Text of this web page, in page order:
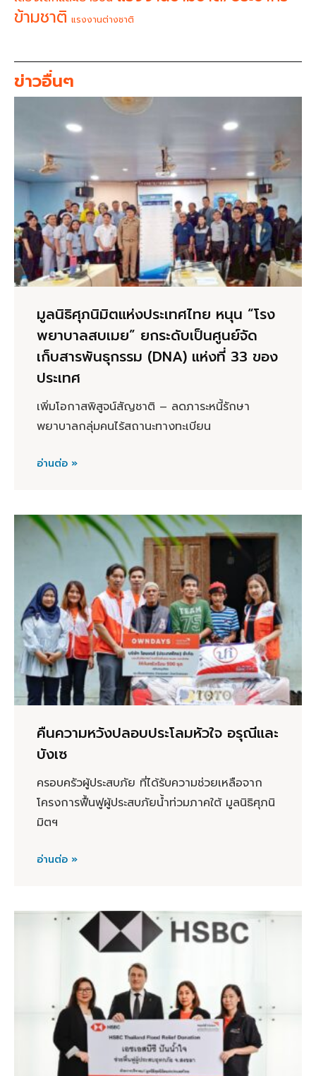
ข้ามชาติ แรงงานต่างชาติ
ข่าวอื่นๆ
มูลนิธิศุภนิมิตแห่งประเทศไทย หนุน “โรง
พยาบาลสบเมย” ยกระดับเป็นศูนย์จัด
เก็บสารพันธุกรรม (DNA) แห่งที่ 33 ของ
ประเทศ
เพิ่มโอกาสพิสูจน์สัญชาติ – ลดภาระหนี้รักษา
พยาบาลกลุ่มคนไร้สถานะทางทะเบียน
อ่านต่อ »
คืนความหวังปลอบประโลมหัวใจ อรุณีและ
บังเซ
ครอบครัวผู้ประสบภัย ที่ได้รับความช่วยเหลือจาก
โครงการฟื้นฟูผู้ประสบภัยน้ำท่วมภาคใต้ มูลนิธิศุภนิ
มิตฯ
อ่านต่อ »